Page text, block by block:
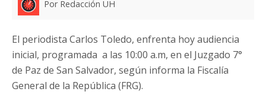
Por Redacción UH
El periodista Carlos Toledo, enfrenta hoy audiencia
inicial, programada a las 10:00 a.m, en el Juzgado 7°
de Paz de San Salvador, según informa la Fiscalía
General de la República (FRG).